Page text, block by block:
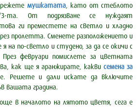
мушкатата, като от стеблото
та. От подрязване се нуждаят
ги преместете на светло и хладно
пролетта. Сменете разположението и
на по-светло и студено, за да се окичи с
февруари помислете за цветната
как ще я аранжирате, какви семена за
Решете и дали искате да включите
вашата градина.
в началото на лятото цветя, сега е